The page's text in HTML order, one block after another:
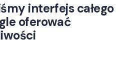
interfejs całego
oferować